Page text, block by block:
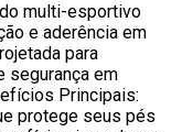
multi-esportivo
e aderência em
para
segurança em
Principais:
protege seus pés